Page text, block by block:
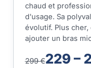
chaud et
d'usage. Sa
évolutif. Plus
ajouter un bras
299 €229 –